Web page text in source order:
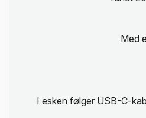
Med
I esken følger USB-C-